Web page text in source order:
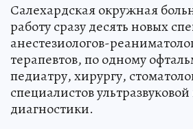
Салехардская окружная
работу сразу десять новых
анестезиологов-
терапевтов, по одному
педиатру, хирургу,
специалистов
диагностики.